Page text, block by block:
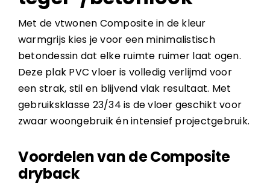
Met de vtwonen Composite in de kleur
warmgrijs kies je voor een minimalistisch
betondessin dat elke ruimte ruimer laat ogen.
Deze plak PVC vloer is volledig verlijmd voor
een strak, stil en blijvend vlak resultaat. Met
gebruiksklasse 23/34 is de vloer geschikt voor
zwaar woongebruik én intensief projectgebruik.
Voordelen van de Composite
dryback